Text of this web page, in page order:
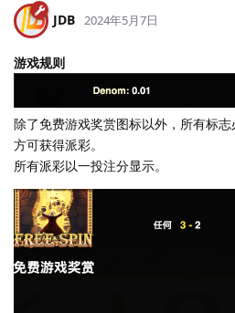
JDB 2024年5月7日
游戏规则
除了免费游戏奖赏图标以外，所有标志
方可获得派彩。
所有派彩以一投注分显示。